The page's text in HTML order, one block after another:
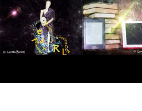
Aller
au
contenu